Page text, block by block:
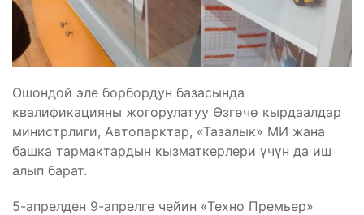
Ошондой эле борбордун базасында
квалификацияны жогорулатуу Өзгөчө кырдаалдар
министрлиги, Автопарктар, «Тазалык» МИ жана
башка тармактардын кызматкерлери үчүн да иш
алып барат.
5-апрелден 9-апрелге чейин «Техно Премьер»